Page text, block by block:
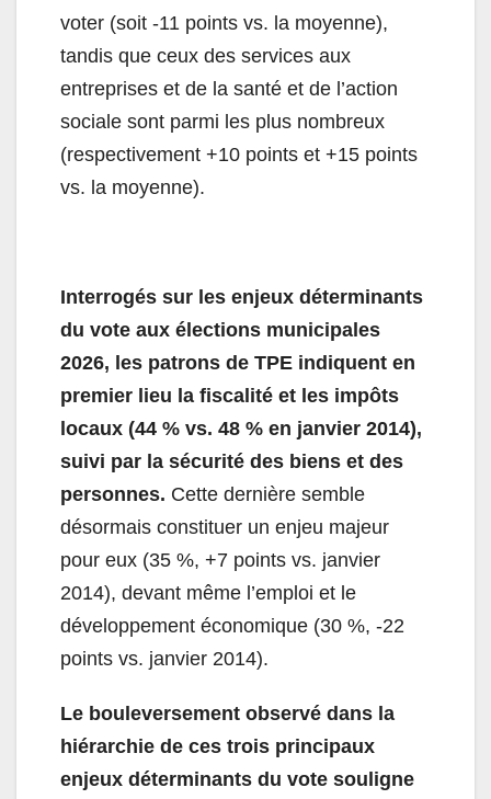
voter (soit -11 points vs. la moyenne),
tandis que ceux des services aux
entreprises et de la santé et de l’action
sociale sont parmi les plus nombreux
(respectivement +10 points et +15 points
vs. la moyenne).
Interrogés sur les enjeux déterminants
du vote aux élections municipales
2026, les patrons de TPE indiquent en
premier lieu la fiscalité et les impôts
locaux (44 % vs. 48 % en janvier 2014),
suivi par la sécurité des biens et des
personnes. Cette dernière semble
désormais constituer un enjeu majeur
pour eux (35 %, +7 points vs. janvier
2014), devant même l’emploi et le
développement économique (30 %, -22
points vs. janvier 2014).
Le bouleversement observé dans la
hiérarchie de ces trois principaux
enjeux déterminants du vote souligne